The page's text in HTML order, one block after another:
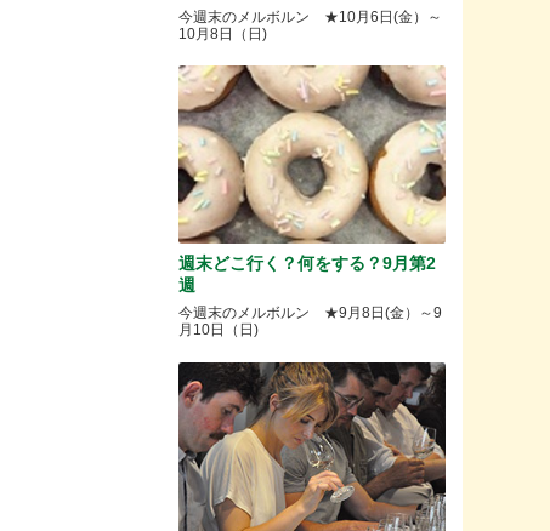
今週末のメルボルン ★10月6日(金）～
10月8日（日)
週末どこ行く？何をする？9月第2
週
今週末のメルボルン ★9月8日(金）～9
月10日（日)